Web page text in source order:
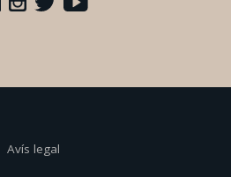
Avís legal